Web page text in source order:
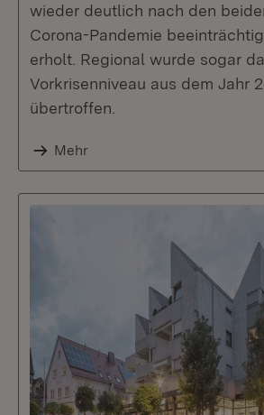
wieder deutlich nach den
Corona-Pandemie
erholt. Regional wurde sogar
Vorkrisenniveau aus dem Jahr
übertroffen.
Mehr